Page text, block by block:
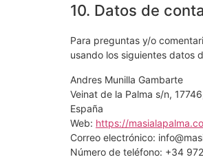
10. Datos de
Para preguntas y/o
usando los siguientes datos
Andres Munilla Gambarte
Veinat de la Palma s/n,
España
Web: https://
Correo electrónico: info@
Número de teléfono: +34